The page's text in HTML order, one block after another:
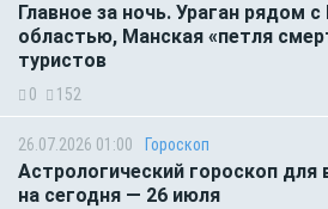
Главное за ночь. Ураган рядом
областью, Манская «петля
туристов
0 152
26.07.2026 01:00 Гороскоп
Астрологический гороскоп для
на сегодня — 26 июля